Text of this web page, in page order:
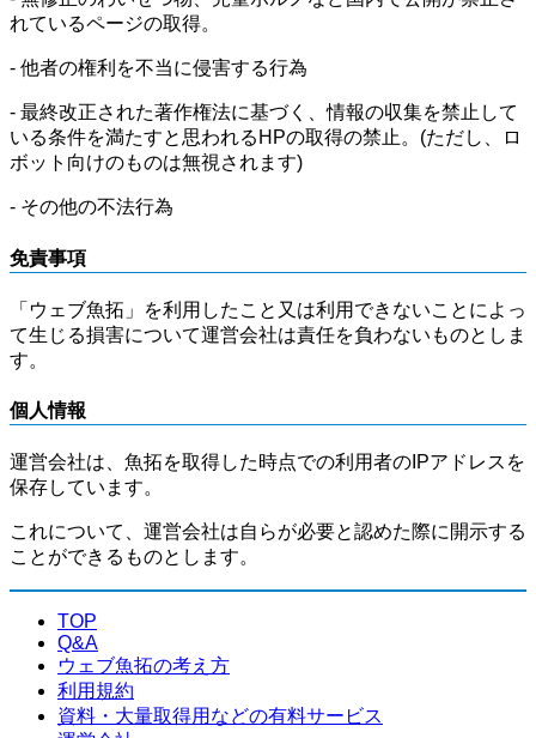
れているページの取得。
- 他者の権利を不当に侵害する行為
- 最終改正された著作権法に基づく、情報の収集を禁止して
いる条件を満たすと思われるHPの取得の禁止。(ただし、ロ
ボット向けのものは無視されます)
- その他の不法行為
免責事項
「ウェブ魚拓」を利用したこと又は利用できないことによっ
て生じる損害について運営会社は責任を負わないものとしま
す。
個人情報
運営会社は、魚拓を取得した時点での利用者のIPアドレスを
保存しています。
これについて、運営会社は自らが必要と認めた際に開示する
ことができるものとします。
TOP
Q&A
ウェブ魚拓の考え方
利用規約
資料・大量取得用などの有料サービス